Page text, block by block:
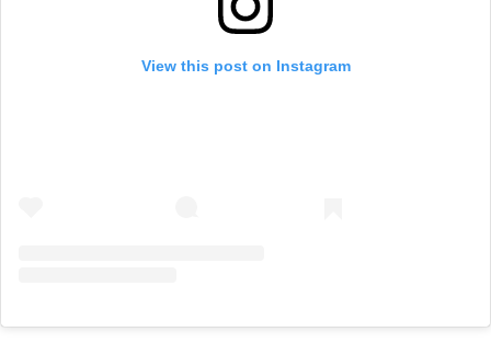
View this post on Instagram